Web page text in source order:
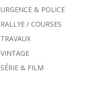
URGENCE & POLICE
RALLYE / COURSES
TRAVAUX
VINTAGE
SÉRIE & FILM